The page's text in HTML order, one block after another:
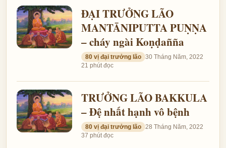
ĐẠI TRƯỞNG LÃO
MANTĀNIPUTTA PUṆṆA
– cháy ngài Koṇḍañña
80 vị đại trưởng lão 30 Tháng Năm, 2022
21 phút đọc
TRƯỞNG LÃO BAKKULA
– Đệ nhất hạnh vô bệnh
80 vị đại trưởng lão 28 Tháng Năm, 2022
37 phút đọc